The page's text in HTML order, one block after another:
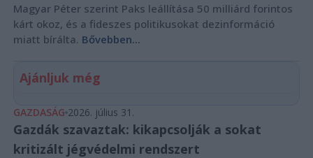
Magyar Péter szerint Paks leállítása 50 milliárd forintos
kárt okoz, és a fideszes politikusokat dezinformáció
miatt bírálta. Bővebben...
Ajánljuk még
GAZDASÁG 2026. július 31.
Gazdák szavaztak: kikapcsolják a sokat
kritizált jégvédelmi rendszert